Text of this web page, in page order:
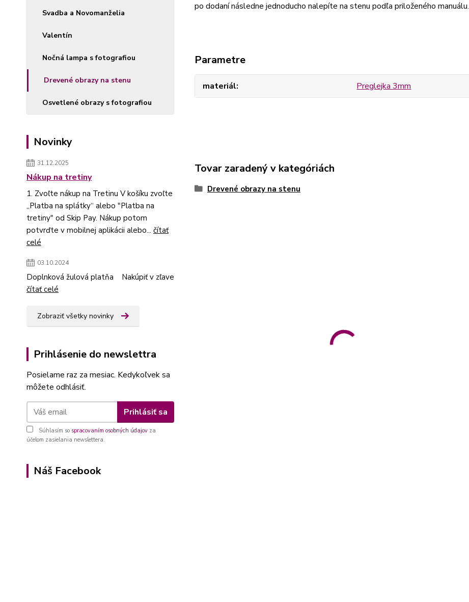
Svadba a Novomanželia
Valentín
Nočná lampa s fotografiou
Drevené obrazy na stenu
Osvetlené obrazy s fotografiou
Novinky
31.12.2025
Nákup na tretiny
1. Zvoľte nákup na Tretinu V košíku zvoľte
„Platba na splátky“ alebo "Platba na
tretiny" od Skip Pay. Nákup potom
potvrďte v mobilnej aplikácii alebo... čítať
celé
03.10.2024
Doplnková žulová platňa Nakúpiť v zľave
čítať celé
Zobraziť všetky novinky
Prihlásenie do newslettra
Posielame raz za mesiac. Kedykoľvek sa
môžete odhlásiť.
Prihlásiť sa
Súhlasím so spracovaním osobných údajov za
účelom zasielania newslettera.
Náš Facebook
po dodaní následne jednoducho nalepíte na stenu podľa priloženého manuálu.
Parametre
materiál Preglejka 3mm
Tovar zaradený v kategóriách
Drevené obrazy na stenu